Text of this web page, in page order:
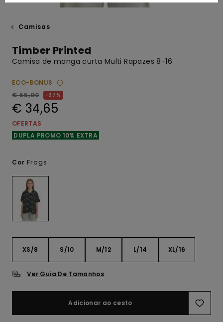
Camisas
Timber Printed
Camisa de manga curta Multi Rapazes 8-16
ECO-BONUS
€ 55,00
37%
€ 34,65
OFERTAS
DUPLA PROMO 10% EXTRA
Cor Frogs
XS/8 S/10 M/12 L/14 XL/16
Ver Guia De Tamanhos
Adicionar ao cesto